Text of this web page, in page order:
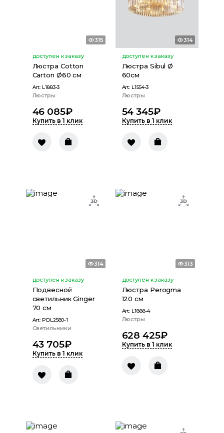
315
доступен к заказу
Люстра Cotton
Carton Ø60 см
Art: L1883-3
Люстры
46 085₽
Купить в 1 клик
314
доступен к заказу
Люстра Sibul Ø
60см
Art: L1554-3
Люстры
54 345₽
Купить в 1 клик
314
доступен к заказу
Подвесной
светильник Ginger
70 см
Art: PDL2580-1
Светильники
43 705₽
Купить в 1 клик
313
доступен к заказу
Люстра Perogma
120 см
Art: L1888-4
Люстры
628 425₽
Купить в 1 клик